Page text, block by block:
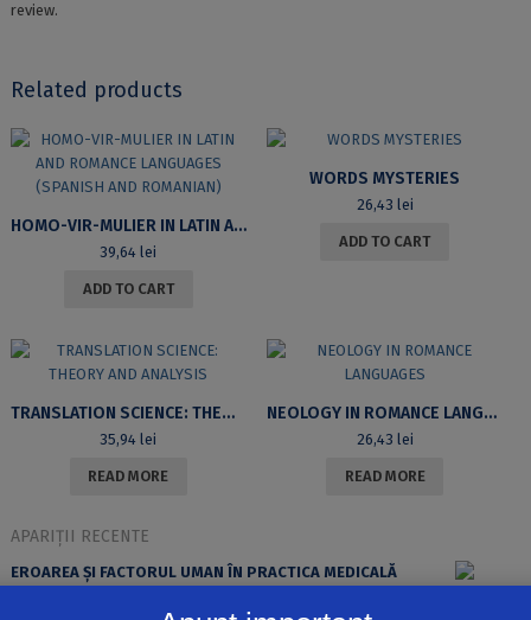
review.
Related products
HOMO-VIR-MULIER IN LATIN AND ROMANCE LANGUAGES (SPANISH AND ROMANIAN)
39,64lei
ADD TO CART
WORDS MYSTERIES
26,43 lei
ADD TO CART
TRANSLATION SCIENCE: THEORY AND ANALYSIS
35,94lei
READ MORE
NEOLOGY IN ROMANCE LANGUAGES
26,43 lei
READ MORE
APARIȚII RECENTE
EROAREA ȘI FACTORUL UMAN ÎN PRACTICA MEDICALĂ